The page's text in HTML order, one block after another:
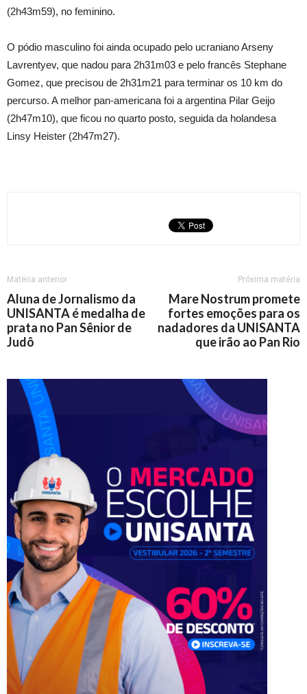
(2h43m59), no feminino.
O pódio masculino foi ainda ocupado pelo ucraniano Arseny
Lavrentyev, que nadou para 2h31m03 e pelo francês Stephane
Gomez, que precisou de 2h31m21 para terminar os 10 km do
percurso. A melhor pan-americana foi a argentina Pilar Geijo
(2h47m10), que ficou no quarto posto, seguida da holandesa
Linsy Heister (2h47m27).
Matéria anterior
Aluna de Jornalismo da
UNISANTA é medalha de
prata no Pan Sênior de
Judô
Próxima matéria
Mare Nostrum promete
fortes emoções para os
nadadores da UNISANTA
que irão ao Pan Rio